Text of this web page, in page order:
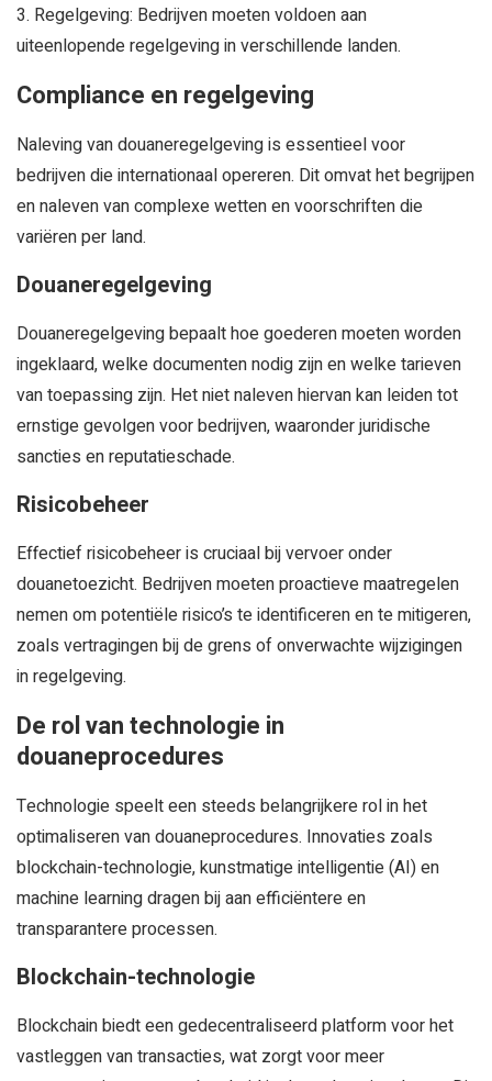
3. Regelgeving: Bedrijven moeten voldoen aan
uiteenlopende regelgeving in verschillende landen.
Compliance en regelgeving
Naleving van douaneregelgeving is essentieel voor
bedrijven die internationaal opereren. Dit omvat het begrijpen
en naleven van complexe wetten en voorschriften die
variëren per land.
Douaneregelgeving
Douaneregelgeving bepaalt hoe goederen moeten worden
ingeklaard, welke documenten nodig zijn en welke tarieven
van toepassing zijn. Het niet naleven hiervan kan leiden tot
ernstige gevolgen voor bedrijven, waaronder juridische
sancties en reputatieschade.
Risicobeheer
Effectief risicobeheer is cruciaal bij vervoer onder
douanetoezicht. Bedrijven moeten proactieve maatregelen
nemen om potentiële risico’s te identificeren en te mitigeren,
zoals vertragingen bij de grens of onverwachte wijzigingen
in regelgeving.
De rol van technologie in
douaneprocedures
Technologie speelt een steeds belangrijkere rol in het
optimaliseren van douaneprocedures. Innovaties zoals
blockchain-technologie, kunstmatige intelligentie (AI) en
machine learning dragen bij aan efficiëntere en
transparantere processen.
Blockchain-technologie
Blockchain biedt een gedecentraliseerd platform voor het
vastleggen van transacties, wat zorgt voor meer